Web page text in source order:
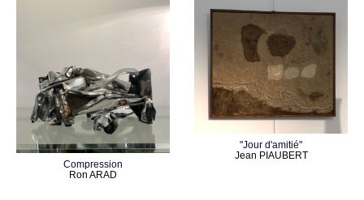
Compression
Ron ARAD
"Jour d'amitié"
Jean PIAUBERT